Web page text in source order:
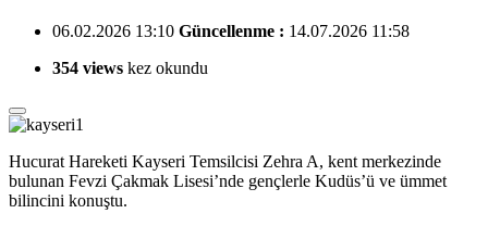
06.02.2026 13:10 Güncellenme : 14.07.2026 11:58
354 views kez okundu
Hucurat Hareketi Kayseri Temsilcisi Zehra A, kent merkezinde
bulunan Fevzi Çakmak Lisesi’nde gençlerle Kudüs’ü ve ümmet
bilincini konuştu.